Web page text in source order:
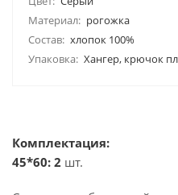
Материал: рогожка
Состав: хлопок 100%
Упаковка: Хангер, крючок
Комплектация:
45*60: 2 шт.